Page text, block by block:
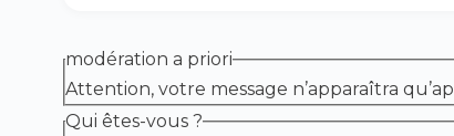
modération a priori
Attention, votre message n’apparaîtra
Qui êtes-vous ?